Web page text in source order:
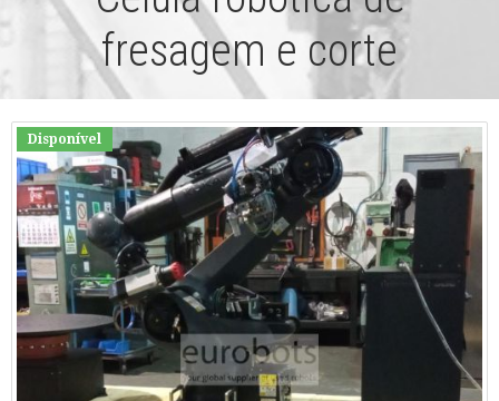
fresagem e corte
Disponível